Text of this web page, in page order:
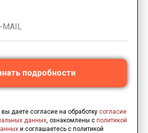
подробности
даете согласие на обработку согласие
данных , ознакомлены с политикой
и соглашаетесь c политикой